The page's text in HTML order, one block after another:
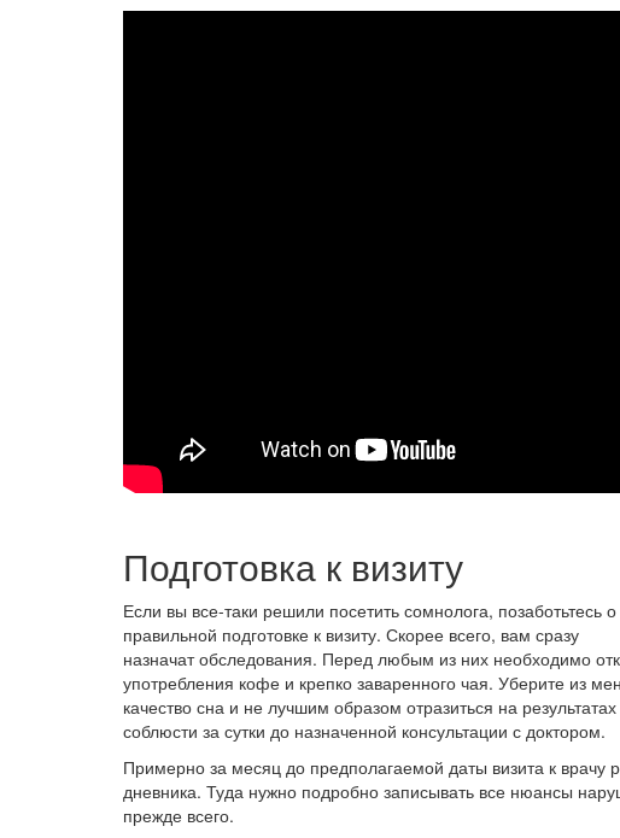
Подготовка к визиту
Если вы все-таки решили посетить сомнолога, позаботьтесь о
правильной подготовке к визиту. Скорее всего, вам сразу
назначат обследования. Перед любым из них необходимо
употребления кофе и крепко заваренного чая. Уберите из
качество сна и не лучшим образом отразиться на
соблюсти за сутки до назначенной консультации с доктором.
Примерно за месяц до предполагаемой даты визита к врачу
дневника. Туда нужно подробно записывать все нюансы
прежде всего.